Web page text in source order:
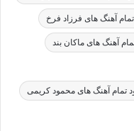
تمام آهنگ های فرزاد فرخ
آهنگ های ماکان بند
تمام آهنگ های محمود کریمی